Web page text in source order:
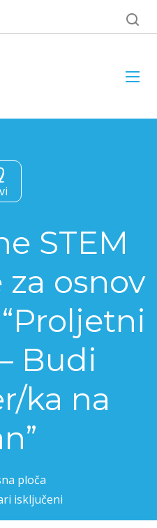
STEM
osnov
Budi
ka na
ploča
isključeni